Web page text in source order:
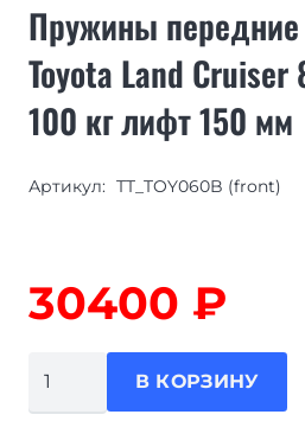
Пружины
Toyota Land Cruiser
100 кг лифт 150 мм
Артикул: TT_TOY060B (front)
30400 ₽
В КОРЗИНУ